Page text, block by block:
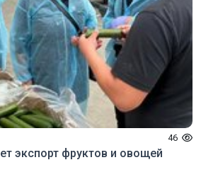
46
экспорт фруктов и овощей